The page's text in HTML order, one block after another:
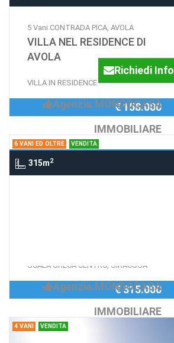
5 Vani CONTRADA PICA, AVOLA
VILLA NEL RESIDENCE DI
AVOLA
VILLA IN RESIDENCE
Richiedi Info
Agenzia:MONDOCASA
IMMOBILIARE
€ 158.000
6 VANI ED OLTRE VENDITA
315m2
SCALA GRECA CENTRO, SIRACUSA
Agenzia:MONDOCASA
IMMOBILIARE
€ 315.000
4 VANI VENDITA